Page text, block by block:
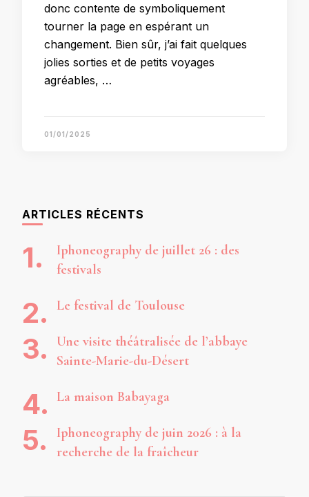
donc contente de symboliquement
tourner la page en espérant un
changement. Bien sûr, j’ai fait quelques
jolies sorties et de petits voyages
agréables, …
01/01/2025
ARTICLES RÉCENTS
Iphoneography de juillet 26 : des
festivals
Le festival de Toulouse
Une visite théâtralisée de l’abbaye
Sainte-Marie-du-Désert
La maison Babayaga
Iphoneography de juin 2026 : à la
recherche de la fraîcheur